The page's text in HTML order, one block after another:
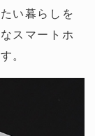
い暮らしを
スマートホ
。